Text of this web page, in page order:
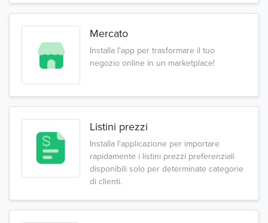
Mercato
Installa l'app per trasformare il tuo
negozio online in un marketplace!
Listini prezzi
Installa l'applicazione per importare
rapidamente i listini prezzi preferenziali
disponibili solo per determinate categorie
di clienti.